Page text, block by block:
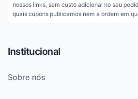
nossos links, sem custo adicional no seu
quais cupons publicamos nem a ordem em
Institucional
Sobre nós